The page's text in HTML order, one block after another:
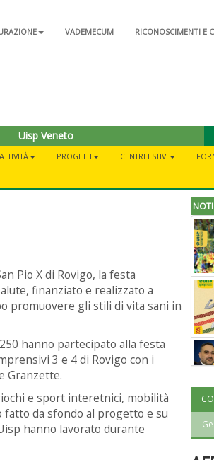
VADEMECUM RICONOSCIMENTI E
Uisp Veneto
PROGETTI CENTRI ESTIVI
Pio X di Rovigo, la festa
finanziato e realizzato a
promuovere gli stili di vita sani in
hanno partecipato alla festa
3 e 4 di Rovigo con i
Granzette.
e sport interetnici, mobilità
da sfondo al progetto e su
hanno lavorato durante